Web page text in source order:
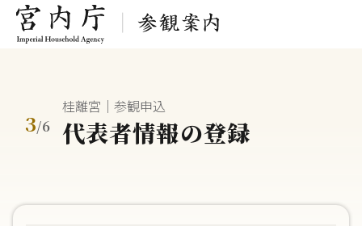
3/6
桂離宮｜参観申込
代表者情報の登録